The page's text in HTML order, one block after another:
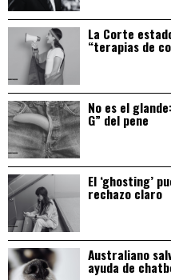
La Corte
“terapias de
No es el
G” del pene
El ‘ghosting’
rechazo claro
Australiano
ayuda de